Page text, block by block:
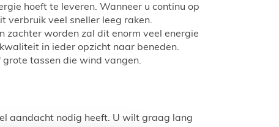
hoeft te leveren. Wanneer u continu op
verbruik veel sneller leeg raken.
zachter worden zal dit enorm veel energie
in ieder opzicht naar beneden.
tassen die wind vangen.
aandacht nodig heeft. U wilt graag lang